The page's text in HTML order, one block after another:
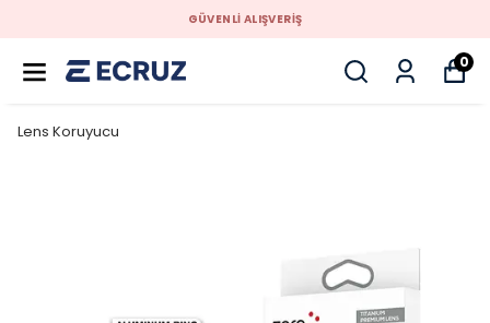
GÜVENLİ ALIŞVERİŞ
0
Lens Koruyucu